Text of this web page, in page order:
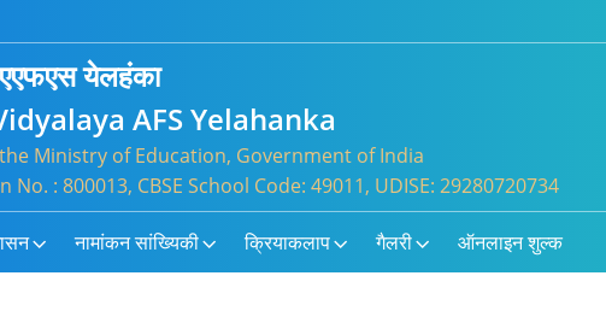
एएफएस येलहंका
AFS Yelahanka
Ministry of Education, Government of India
No. : 800013, CBSE School Code: 49011, UDISE: 29280720734
नामांकन सांख्यिकी क्रियाकलाप गैलरी ऑनलाइन शुल्क